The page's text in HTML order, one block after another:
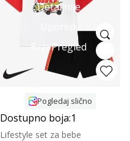
Detaljnije
Uporedi
Brzi Pregled
Pogledaj slično
Dostupno boja:1
Lifestyle set za bebe